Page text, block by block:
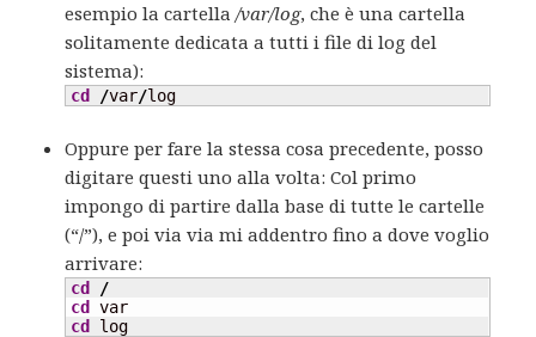
esempio la cartella/var/log, che è una cartella
solitamente dedicata a tutti i file di log del
sistema):
cd /var/log
Oppure per fare la stessa cosa precedente, posso
digitare questi uno alla volta: Col primo
impongo di partire dalla base di tutte le cartelle
(“/”), e poi via via mi addentro fino a dove voglio
arrivare:
cd
/
cd
cd
log